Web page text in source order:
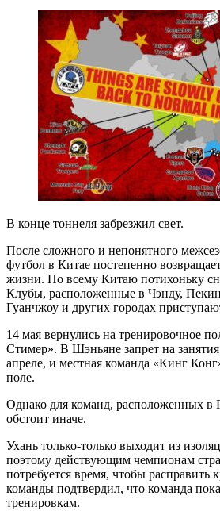
В конце тоннеля забрезжил свет.
После сложного и непонятного
футбол в Китае постепенно
жизни. По всему Китаю потихоньку
Клубы, расположенные в Чэнду,
Гуанчжоу и других городах
14 мая вернулись на тренировочное
Стимер». В Шэньяне запрет на
апреле, и местная команда «Кинг
поле.
Однако для команд, расположенных в
обстоит иначе.
Ухань только-только выходит из
поэтому действующим чемпионам
потребуется время, чтобы расправить
команды подтвердил, что команда
тренировкам.